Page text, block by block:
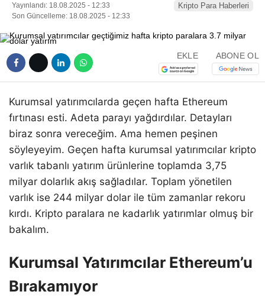
Yayınlandı: 18.08.2025 - 12:33
Son Güncelleme: 18.08.2025 - 12:33
Kripto Para Haberleri
EKLE ABONE OL
Kurumsal yatırımcılarda geçen hafta Ethereum
fırtınası esti. Adeta parayı yağdırdılar. Detayları
biraz sonra vereceğim. Ama hemen peşinen
söyleyeyim. Geçen hafta kurumsal yatırımcılar kripto
varlık tabanlı yatırım ürünlerine toplamda 3,75
milyar dolarlık akış sağladılar. Toplam yönetilen
varlık ise 244 milyar dolar ile tüm zamanlar rekoru
kırdı. Kripto paralara ne kadarlık yatırımlar olmuş bir
bakalım.
Kurumsal Yatırımcılar Ethereum’u
Bırakamıyor